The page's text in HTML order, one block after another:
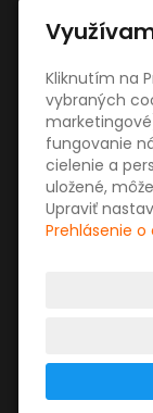
Kliknutím na
vybraných
fungovanie
cielenie a
uložené,
Upraviť
Prehlásenie o